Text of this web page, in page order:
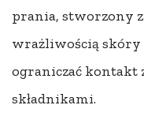
prania, stworzony z
wrażliwością skóry
ograniczać kontakt
składnikami.